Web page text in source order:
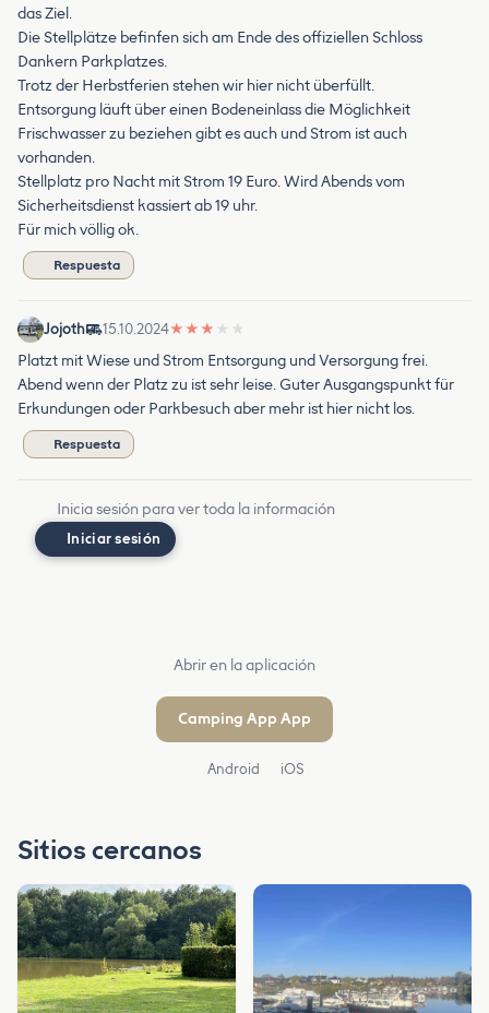
das Ziel.
Die Stellplätze befinfen sich am Ende des offiziellen Schloss
Dankern Parkplatzes.
Trotz der Herbstferien stehen wir hier nicht überfüllt.
Entsorgung läuft über einen Bodeneinlass die Möglichkeit
Frischwasser zu beziehen gibt es auch und Strom ist auch
vorhanden.
Stellplatz pro Nacht mit Strom 19 Euro. Wird Abends vom
Sicherheitsdienst kassiert ab 19 uhr.
Für mich völlig ok.
Respuesta
Jojoth 15.10.2024★ ★ ★ ★ ★
Platzt mit Wiese und Strom Entsorgung und Versorgung frei.
Abend wenn der Platz zu ist sehr leise. Guter Ausgangspunkt für
Erkundungen oder Parkbesuch aber mehr ist hier nicht los.
Respuesta
Inicia sesión para ver toda la información
Iniciar sesión
Abrir en la aplicación
Camping App App
Android iOS
Sitios cercanos